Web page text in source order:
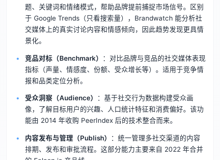
题、关键词和情绪模式，帮助品牌提前捕捉市场信号。区别
于 Google Trends（只看搜索量），Brandwatch 能分析社
交媒体上的真实讨论内容和情感倾向，因此趋势发现更具情
景化。
竞品对标（Benchmark）
：对比品牌与竞品的社交媒体表现
指标（声量、情感度、份额、受众增长等）。适用于竞争情
报和品类定位分析。
受众洞察（Audience）
：基于社交行为数据构建受众画
像，了解目标用户的兴趣、人口统计特征和消费偏好。该功
能由 2014 年收购 PeerIndex 后的技术整合而来。
内容发布与管理（Publish）
：统一管理多社交渠道的内容
排期、发布和审批流程。这部分能力主要来自 2022 年合并